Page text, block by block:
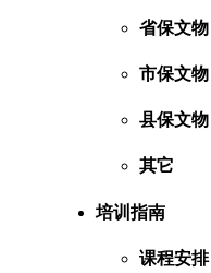
省保文物
市保文物
县保文物
其它
培训指南
课程安排